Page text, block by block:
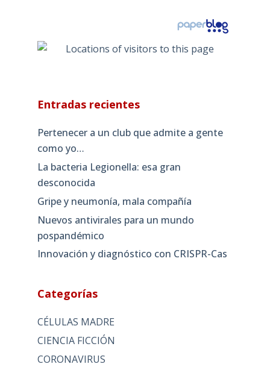
Entradas recientes
Pertenecer a un club que admite a gente
como yo…
La bacteria Legionella: esa gran
desconocida
Gripe y neumonía, mala compañía
Nuevos antivirales para un mundo
pospandémico
Innovación y diagnóstico con CRISPR-Cas
Categorías
CÉLULAS MADRE
CIENCIA FICCIÓN
CORONAVIRUS